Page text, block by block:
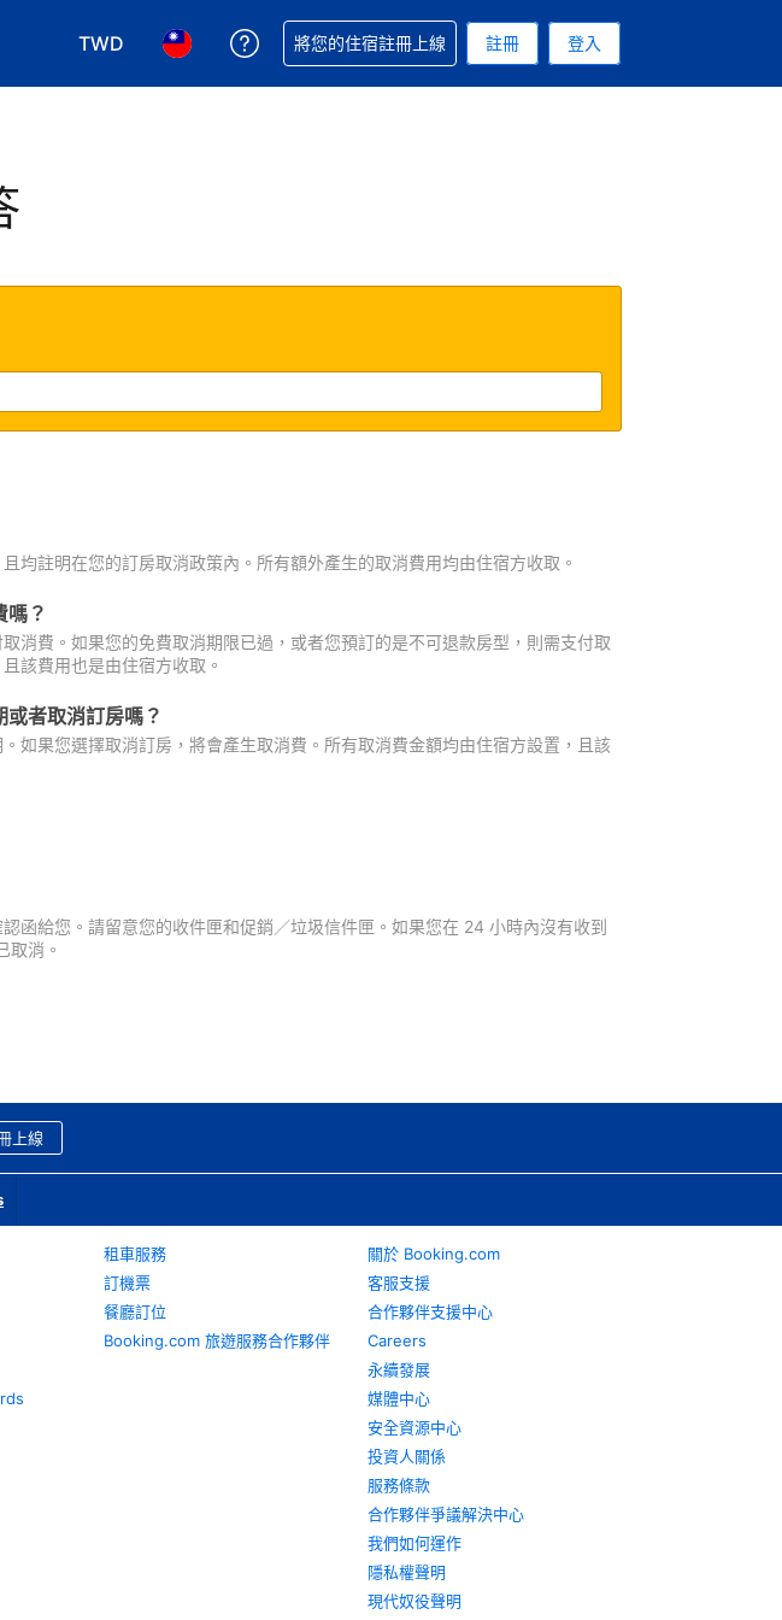
TWD
選擇您使用的幣別. 您現在所使用的幣別為新台幣
選擇您使用的語言. 您目前所選的語言是繁體中文
取得訂單相關協助
將您的住宿註冊上線 註冊 登入
均註明在您的訂房取消政策內。所有額外產生的取消費用均由住宿方收取。
嗎？
消費。如果您的免費取消期限已過，或者您預訂的是不可退款房型，則需支付取
該費用也是由住宿方收取。
者取消訂房嗎？
如果您選擇取消訂房，將會產生取消費。所有取消費金額均由住宿方設置，且該
函給您。請留意您的收件匣和促銷／垃圾信件匣。如果您在 24 小時內沒有收到
取消。
上線
租車服務
訂機票
餐廳訂位
Booking.com 旅遊服務合作夥伴
關於 Booking.com
客服支援
合作夥伴支援中心
Careers
永續發展
媒體中心
安全資源中心
投資人關係
服務條款
合作夥伴爭議解決中心
我們如何運作
隱私權聲明
現代奴役聲明